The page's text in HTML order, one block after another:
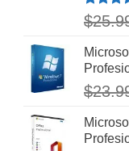
Valorado
con
$
$